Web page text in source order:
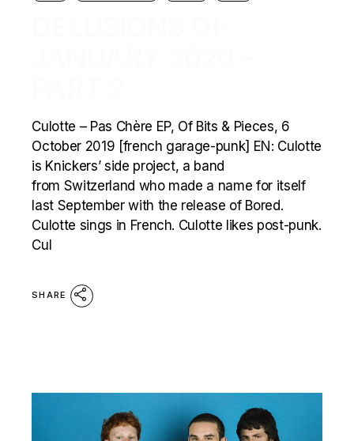
Culotte – Pas Chère EP, Of Bits & Pieces, 6
October 2019 [french garage-punk] EN: Culotte
is Knickers’ side project, a band
from Switzerland who made a name for itself
last September with the release of Bored.
Culotte sings in French. Culotte likes post-punk.
Cul
SHARE